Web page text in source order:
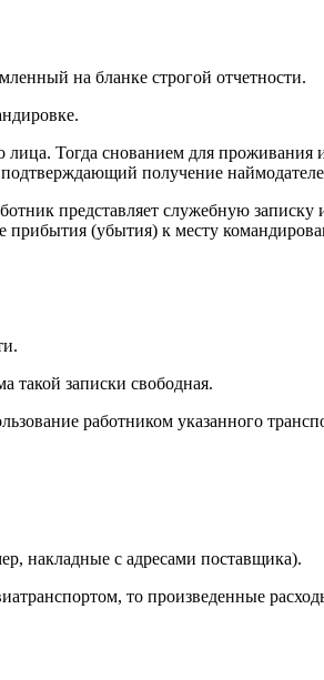
на бланке строгой отчетности.
Тогда снованием для
получение
представляет служебную
(убытия) к месту
такой записки свободная.
работником указанного
накладные с адресами поставщика).
то произведенные